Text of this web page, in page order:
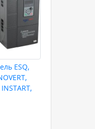
ESQ,